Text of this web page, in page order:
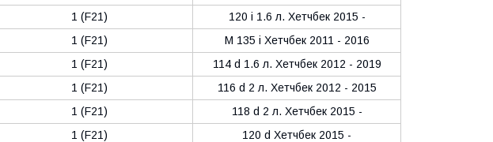
1 (F21)
120 i 1.6 л. Хетчбек 2015 -
1 (F21)
M 135 i Хетчбек 2011 - 2016
1 (F21)
114 d 1.6 л. Хетчбек 2012 - 2019
1 (F21)
116 d 2 л. Хетчбек 2012 - 2015
1 (F21)
118 d 2 л. Хетчбек 2015 -
1 (F21)
120 d Хетчбек 2015 -